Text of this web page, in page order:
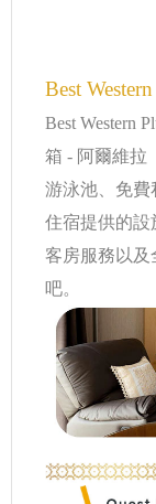
Best
Best Western
箱 - 阿爾維拉
游泳池、免費
住宿提供的設
客房服務以及
吧。